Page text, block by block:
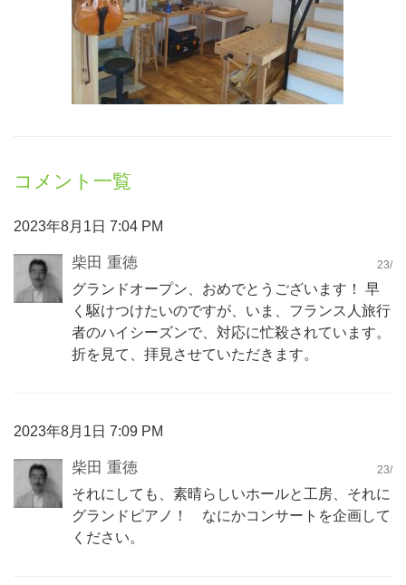
コメント一覧
2023年8月1日 7:04 PM
柴田 重徳 23/
グランドオープン、おめでとうございます！ 早
く駆けつけたいのですが、いま、フランス人旅行
者のハイシーズンで、対応に忙殺されています。
折を見て、拝見させていただきます。
2023年8月1日 7:09 PM
柴田 重徳 23/
それにしても、素晴らしいホールと工房、それに
グランドピアノ！ なにかコンサートを企画して
ください。